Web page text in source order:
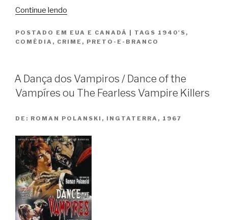
Continue lendo
Solteira,
Dedos
A
Verdade
de
POSTADO EM EUA E CANADÁ | TAGS 1940'S ,
COMÉDIA , CRIME , PRETO-E-BRANCO
A Dança dos Vampiros / Dance of the
Vampíres ou The Fearless Vampire Killers
DE: ROMAN POLANSKI, INGTATERRA, 1967